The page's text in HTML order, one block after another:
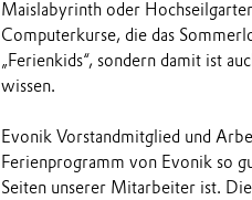
Maislabyrinth oder
Computerkurse, die das
„Ferienkids“, sondern damit ist
wissen.
Evonik Vorstandmitglied und
Ferienprogramm von Evonik so
Seiten unserer Mitarbeiter ist.